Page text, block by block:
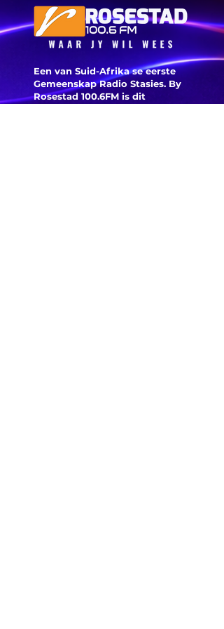
geskiedenis
Een van Suid-Afrika se eerste
Gemeenskap Radio Stasies. By
Rosestad 100.6FM is dit